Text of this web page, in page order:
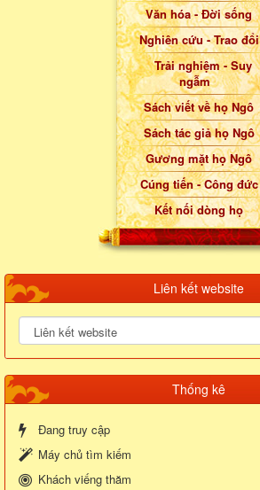
Văn hóa - Đời sống
Nghiên cứu - Trao đổi
Trải nghiệm - Suy
ngẫm
Sách viết về họ Ngô
Sách tác giả họ Ngô
Gương mặt họ Ngô
Cúng tiến - Công đức
Kết nối dòng họ
Liên kết website
Thống kê
Đang truy cập
Máy chủ tìm kiếm
Khách viếng thăm